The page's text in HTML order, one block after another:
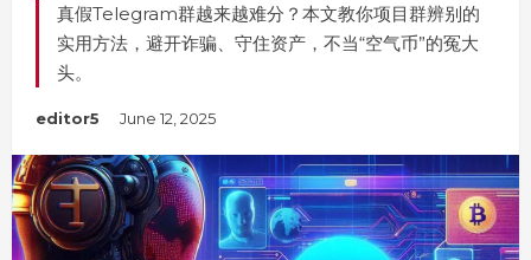
真假Telegram群越来越难分？本文教你项目群辨别的
实用方法，避开诈骗、守住资产，不当“空气币”的冤大
头。
editor5 June 12, 2025